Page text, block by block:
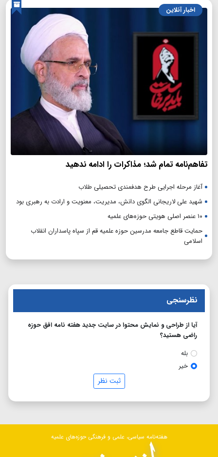
اخبار آنلاین
تفاهم‌نامه تمام شد؛ مذاکرات را ادامه ندهید
آغاز مرحله اجرایی طرح هدفمندی تحصیلی طلاب
شهید علی لاریجانی الگوی دانش، مدیریت، معنویت و ارادت به رهبری بود
۱۰ عنصر اصلی هویتی حوزه‌های علمیه
حمایت قاطع جامعه مدرسین حوزه علمیه قم از سپاه پاسداران انقلاب
اسلامی
نظرسنجی
آیا از طراحی و نمایش محتوا در سایت جدید هفته نامه افق حوزه
راضی هستید؟
بله
خیر
ثبت نظر
هفته‌نامه سیاسی، علمی و فرهنگی حوزه‌های علمیه